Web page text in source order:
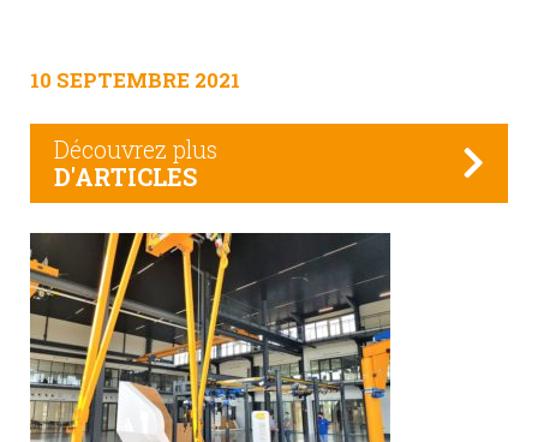
10 SEPTEMBRE 2021
Découvrez plus
D'ARTICLES